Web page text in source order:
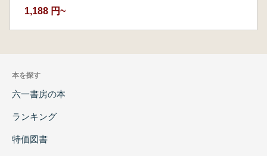
1,188 円~
本を探す
六一書房の本
ランキング
特価図書